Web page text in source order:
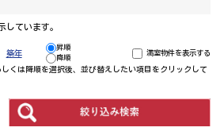
ています。
築年
昇順
降順
満室物件を表示する
くは降順を選択後、​並び替えしたい項目をクリックして